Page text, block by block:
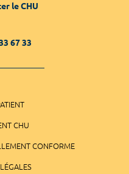
le CHU
67 33
CHU
CONFORME